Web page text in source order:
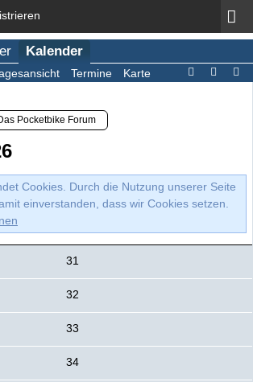
Kalender
Termine Karte
Pocketbike Forum
Cookies. Durch die Nutzung unserer Seite
einverstanden, dass wir Cookies setzen.
31
32
33
34